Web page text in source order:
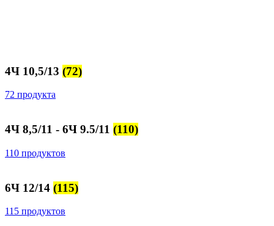
4Ч 10,5/13 (72)
72 продукта
4Ч 8,5/11 - 6Ч 9.5/11 (110)
110 продуктов
6Ч 12/14 (115)
115 продуктов